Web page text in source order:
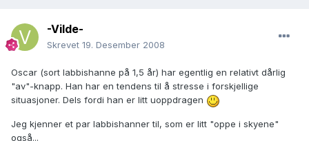
-Vilde-
Skrevet 19. Desember 2008
Oscar (sort labbishanne på 1,5 år) har egentlig en relativt dårlig
"av"-knapp. Han har en tendens til å stresse i forskjellige
situasjoner. Dels fordi han er litt uoppdragen
Jeg kjenner et par labbishanner til, som er litt "oppe i skyene"
også...